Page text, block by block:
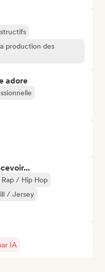
production des
adore
Rap / Hip Hop
/ Jersey
IA